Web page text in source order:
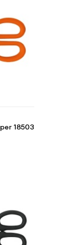
18503